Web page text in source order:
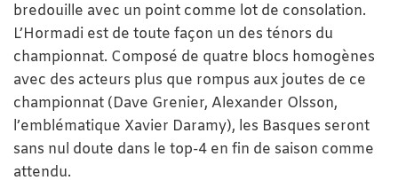
bredouille avec un point comme lot de consolation.
L’Hormadi est de toute façon un des ténors du
championnat. Composé de quatre blocs homogènes
avec des acteurs plus que rompus aux joutes de ce
championnat (Dave Grenier, Alexander Olsson,
l’emblématique Xavier Daramy), les Basques seront
sans nul doute dans le top-4 en fin de saison comme
attendu.